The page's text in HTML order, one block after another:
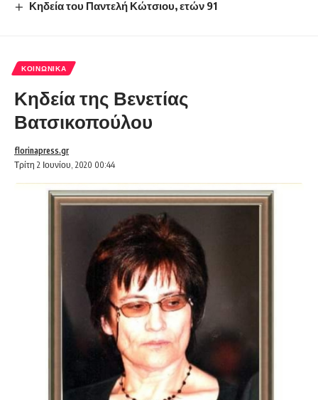
Κηδεία του Παντελή Κώτσιου, ετών 91
ΚΟΙΝΩΝΙΚΆ
Κηδεία της Βενετίας
Βατσικοπούλου
Τρίτη 2 Ιουνίου, 2020 00:44
florinapress.gr